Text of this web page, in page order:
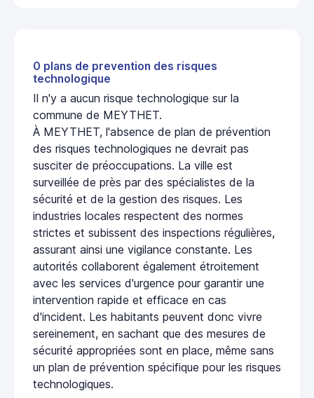
0 plans de prevention des risques
technologique
Il n'y a aucun risque technologique sur la
commune de MEYTHET.
À MEYTHET, l'absence de plan de prévention
des risques technologiques ne devrait pas
susciter de préoccupations. La ville est
surveillée de près par des spécialistes de la
sécurité et de la gestion des risques. Les
industries locales respectent des normes
strictes et subissent des inspections régulières,
assurant ainsi une vigilance constante. Les
autorités collaborent également étroitement
avec les services d'urgence pour garantir une
intervention rapide et efficace en cas
d'incident. Les habitants peuvent donc vivre
sereinement, en sachant que des mesures de
sécurité appropriées sont en place, même sans
un plan de prévention spécifique pour les risques
technologiques.